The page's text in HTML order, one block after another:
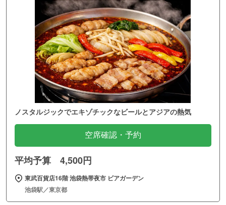
ノスタルジックでエキゾチックなビールとアジアの熱気
空席確認・予約
平均予算 4,500円
東武百貨店16階 池袋熱帯夜市 ビアガーデン
池袋駅／東京都